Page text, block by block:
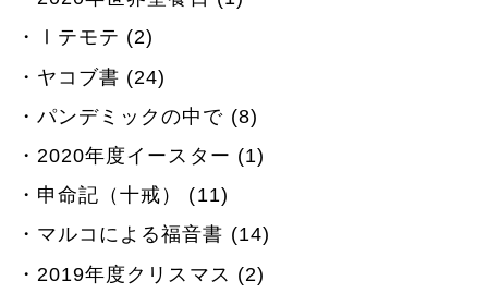
Ⅰテモテ (2)
ヤコブ書 (24)
パンデミックの中で (8)
2020年度イースター (1)
申命記（十戒） (11)
マルコによる福音書 (14)
2019年度クリスマス (2)